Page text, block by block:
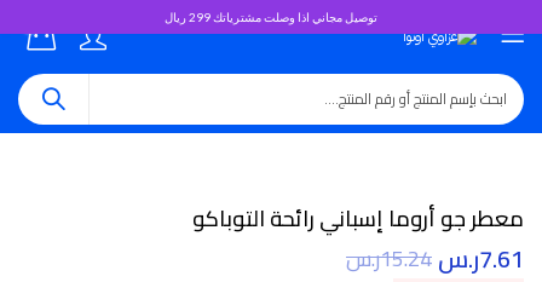
توصيل مجاني اذا وصلت مشترياتك 299 ريال
معطر جو أروما إسباني رائحة التوباكو
7.61ر.س15.24ر.س